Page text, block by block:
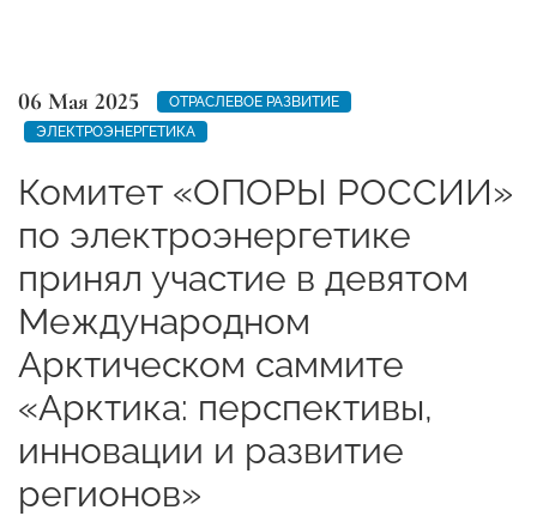
06 Мая 2025
ОТРАСЛЕВОЕ РАЗВИТИЕ
ЭЛЕКТРОЭНЕРГЕТИКА
Комитет «ОПОРЫ РОССИИ»
по электроэнергетике
принял участие в девятом
Международном
Арктическом саммите
«Арктика: перспективы,
инновации и развитие
регионов»